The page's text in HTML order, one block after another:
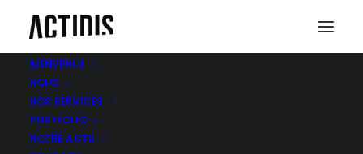
BIENVENUE
NOUS
NOS SERVICES
PORTFOLIO
NOTRE ACTU